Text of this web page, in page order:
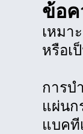
ข้อค
เหมา
หรือเ
การบ
แผ่นก
แบคที